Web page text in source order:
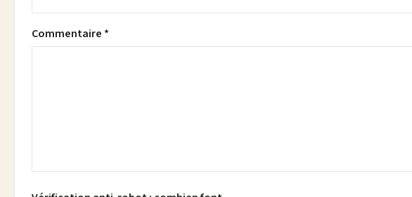
Commentaire *